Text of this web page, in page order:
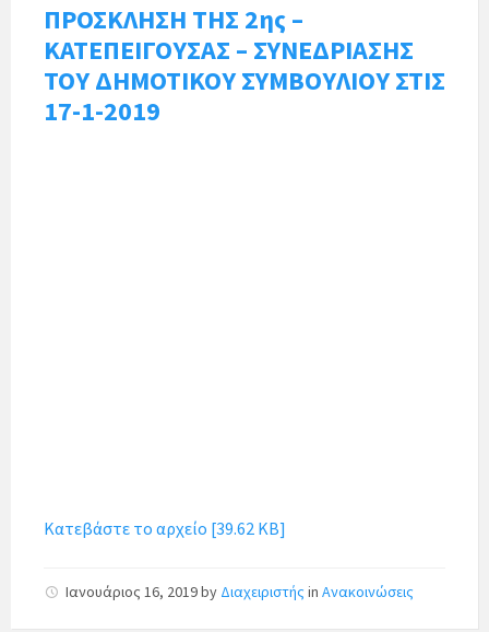
ΠΡΟΣΚΛΗΣΗ ΤΗΣ 2ης –
ΚΑΤΕΠΕΙΓΟΥΣΑΣ – ΣΥΝΕΔΡΙΑΣΗΣ
ΤΟΥ ΔΗΜΟΤΙΚΟΥ ΣΥΜΒΟΥΛΙΟΥ ΣΤΙΣ
17-1-2019
Κατεβάστε το αρχείο [39.62 KB]
Ιανουάριος 16, 2019by Διαχειριστής in Ανακοινώσεις